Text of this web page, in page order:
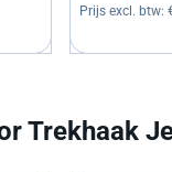
Prijs excl. btw:
Trekhaak